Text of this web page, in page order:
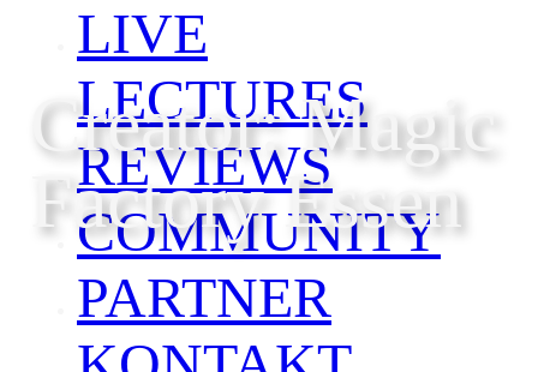
LIVE
LECTURES
REVIEWS
COMMUNITY
PARTNER
Creator: Magic
Factory Essen